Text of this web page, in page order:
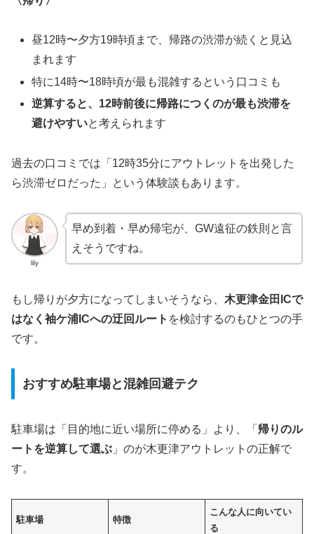
昼12時〜夕方19時頃まで、帰路の渋滞が続くと見込
まれます
特に14時〜18時頃が最も混雑するという口コミも
逆算すると、12時前後に帰路につくのが最も渋滞を
避けやすいと考えられます
過去の口コミでは「12時35分にアウトレットを出発した
ら渋滞ゼロだった」という体験談もあります。
lily
早め到着・早め帰宅が、GW遠征の鉄則と言
えそうですね。
もし帰りが夕方になってしまいそうなら、 木更津金田ICで
はなく袖ケ浦ICへの迂回ルート を検討するのもひとつの手
です。
おすすめ駐車場と混雑回避テク
駐車場は「目的地に近い場所に停める」より、「 帰りのル
ートを逆算して選ぶ 」のが木更津アウトレットの正解で
す。
駐車場 特徴
こんな人に向いてい
る